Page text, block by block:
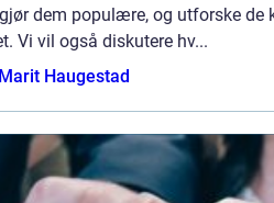
dem populære, og utforske de
Vi vil også diskutere hv...
Haugestad